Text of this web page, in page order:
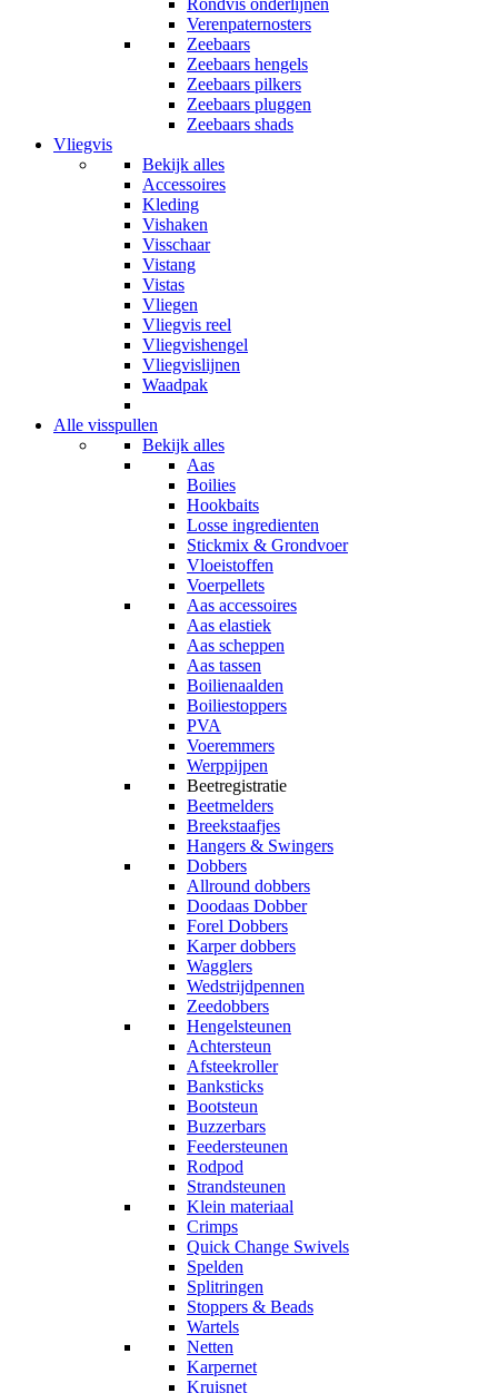
Rondvis onderlijnen
Verenpaternosters
Zeebaars
Zeebaars hengels
Zeebaars pilkers
Zeebaars pluggen
Zeebaars shads
Vliegvis
Bekijk alles
Accessoires
Kleding
Vishaken
Visschaar
Vistang
Vistas
Vliegen
Vliegvis reel
Vliegvishengel
Vliegvislijnen
Waadpak
Alle visspullen
Bekijk alles
Aas
Boilies
Hookbaits
Losse ingredienten
Stickmix & Grondvoer
Vloeistoffen
Voerpellets
Aas accessoires
Aas elastiek
Aas scheppen
Aas tassen
Boilienaalden
Boiliestoppers
PVA
Voeremmers
Werppijpen
Beetregistratie
Beetmelders
Breekstaafjes
Hangers & Swingers
Dobbers
Allround dobbers
Doodaas Dobber
Forel Dobbers
Karper dobbers
Wagglers
Wedstrijdpennen
Zeedobbers
Hengelsteunen
Achtersteun
Afsteekroller
Banksticks
Bootsteun
Buzzerbars
Feedersteunen
Rodpod
Strandsteunen
Klein materiaal
Crimps
Quick Change Swivels
Spelden
Splitringen
Stoppers & Beads
Wartels
Netten
Karpernet
Kruisnet